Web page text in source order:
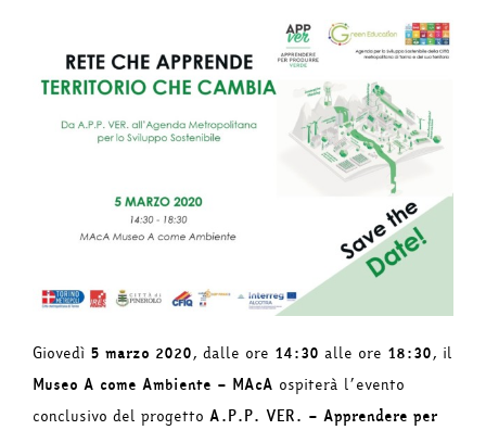
Giovedì 5 marzo 2020, dalle ore 14:30 alle ore 18:30, il
Museo A come Ambiente – MAcA ospiterà l’evento
conclusivo del progetto A.P.P. VER. – Apprendere per